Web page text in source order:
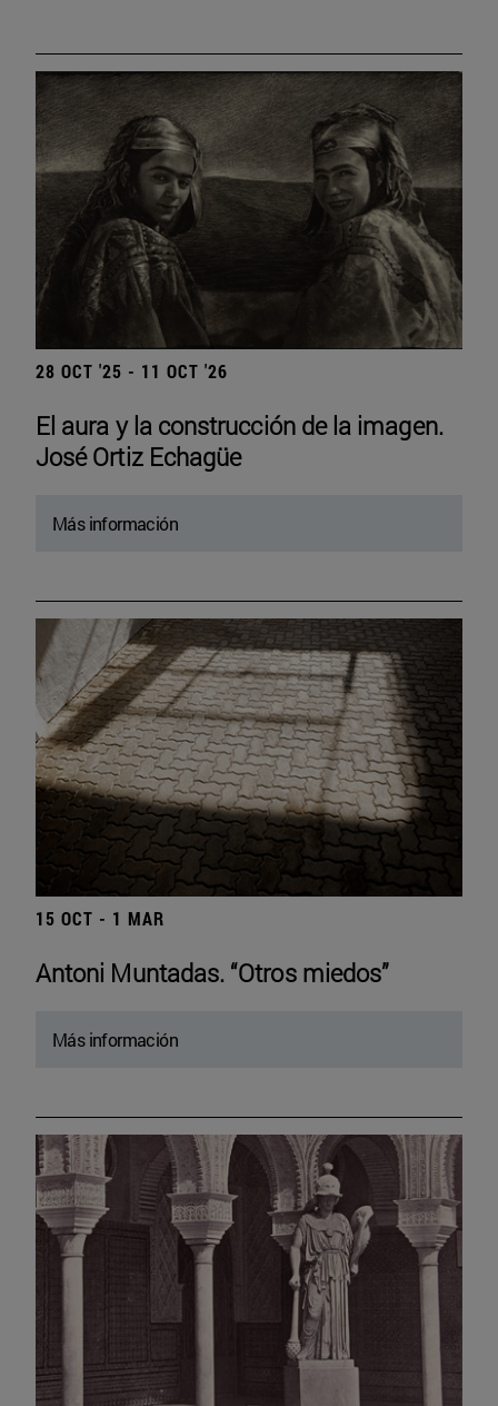
28 OCT '25 - 11 OCT '26
El aura y la construcción de la imagen.
José Ortiz Echagüe
Más información
15 OCT - 1 MAR
Antoni Muntadas. “Otros miedos”
Más información